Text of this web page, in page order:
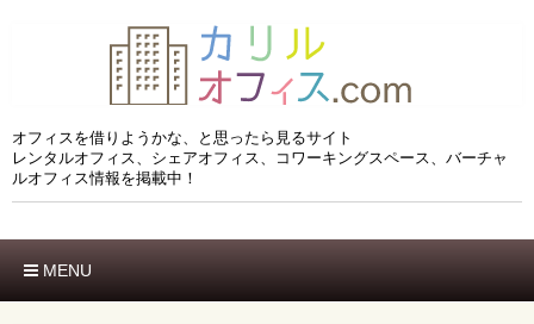
オフィスを借りようかな、と思ったら見るサイト
レンタルオフィス、シェアオフィス、コワーキングスペース、バーチャ
ルオフィス情報を掲載中！
MENU